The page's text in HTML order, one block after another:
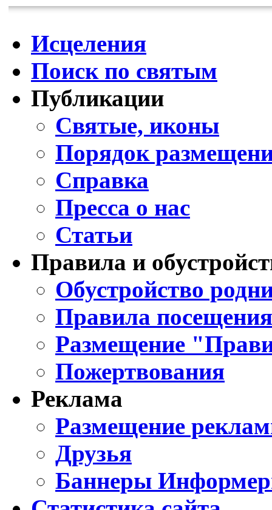
Исцеления
Поиск по святым
Публикации
Святые, иконы
Порядок
Справка
Пресса о нас
Статьи
Правила и
Обустройство
Правила
Размещение
Пожертвования
Реклама
Размещение
Друзья
Баннеры